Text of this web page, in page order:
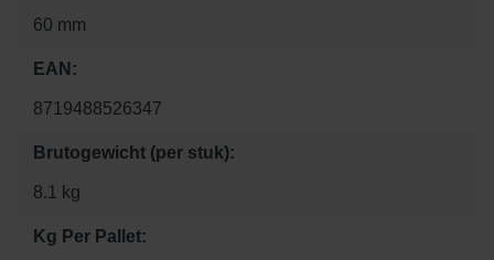
60 mm
EAN:
8719488526347
Brutogewicht (per stuk):
8.1 kg
Kg Per Pallet: